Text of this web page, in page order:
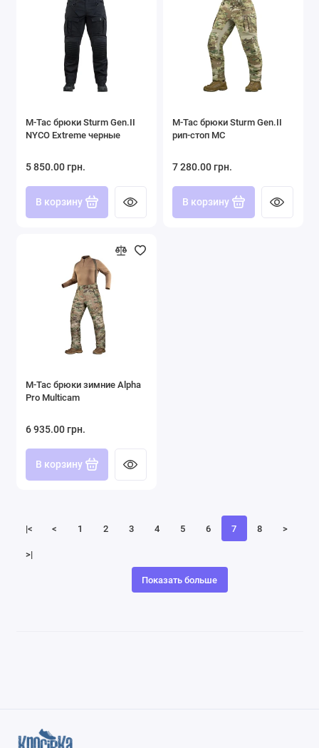
M-Tac брюки Sturm Gen.II
NYCO Extreme черные
5 850.00 грн.
В корзину
M-Tac брюки Sturm Gen.II
рип-стоп MC
7 280.00 грн.
В корзину
M-Tac брюки зимние Alpha
Pro Multicam
6 935.00 грн.
В корзину
|< < 1 2 3 4 5 6 7 8 >
>|
Показать больше